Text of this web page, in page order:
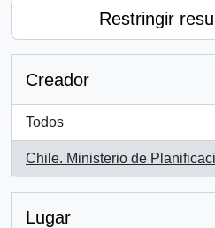
Restringir
Creador
Todos
Chile. Ministerio de
, 1 resultados
Lugar